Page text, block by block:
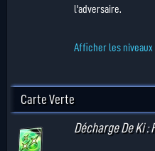
l'adversaire.
Afficher les niveaux
Carte Verte
Décharge De Ki :